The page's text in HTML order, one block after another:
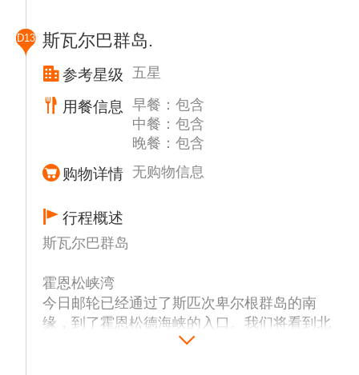
排将由经验丰富的船长及探险队长决定。船方
可能会安排参观以下部分地方或其他地方。以
下登陆点仅供参考，由于极地的特殊性登陆点
决定，客人不得提出指定要求、不得提出异
议。请特别注意，北极海域内所有登陆及巡游
活动，请根据国家海洋局和国家旅游局相关规
定有序进行。
兰研究人员和挪威极地研究所之间的工作关系
良好，这确保了科考站的未来资金的继续提
供。
峡湾长近30公里，许多人称它是最美丽的峡
湾，有许多冰川崩解入水中，沿岸还有高耸的
山脉。山顶通常被厚厚的云层覆盖，东斯匹次
卑尔根海流经常将浮冰带入峡湾口。展现在我
们面前的是一出令人印象深刻的画作。
贝尔松峡湾
贝尔松德拥有斯瓦尔巴特群岛最丰富的煤层之
上最大的社区之一。我们将停留在峡湾入口，
在Vårsol湾登陆。这里最吸引人的是小海雀悬
崖。苔原上有成千上万的小海雀，斯瓦尔巴特
驯鹿喜欢吃它们。我们将沿着海滩漫步，欣赏
D13 斯瓦尔巴群岛.
参考星级 五星
用餐信息
早餐：包含
中餐：包含
晚餐：包含
购物详情 无购物信息
行程概述
斯瓦尔巴群岛
霍恩松峡湾
今日邮轮已经通过了斯匹次卑尔根群岛的南
缘，到了霍恩松德海峡的入口。我们将看到北
岸Isbjørnhamna周围的建筑，这是一个波兰研